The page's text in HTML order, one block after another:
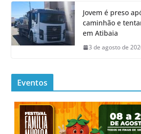
Jovem é preso
caminhão e
em Atibaia
3 de agosto de
Eventos